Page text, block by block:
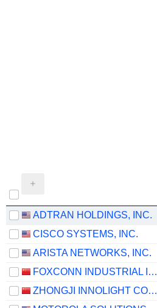
ADTRAN HOLDINGS, INC.
CISCO SYSTEMS, INC.
ARISTA NETWORKS, INC.
FOXCONN INDUSTRIAL INTERNET CO., LTD.
ZHONGJI INNOLIGHT CO., LTD.